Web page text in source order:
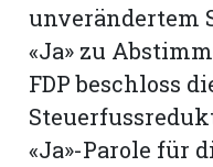
unverändertem
«Ja» zu
FDP beschloss
«Ja»-Parole für